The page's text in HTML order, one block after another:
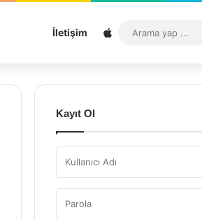
İletişim Sitemap
Kayıt Ol